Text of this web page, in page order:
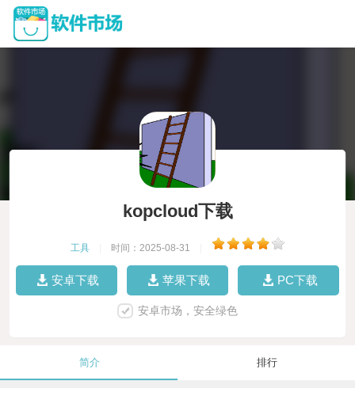
kopcloud下载
工具 时间：2025-08-31
安卓下载 苹果下载 PC下载
安卓市场，安全绿色
简介 排行